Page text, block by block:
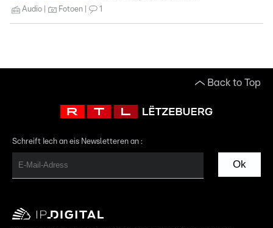
Audio Fotoen 1
Back to Top
Schreift Iech an eis Newsletteren an :
Ok